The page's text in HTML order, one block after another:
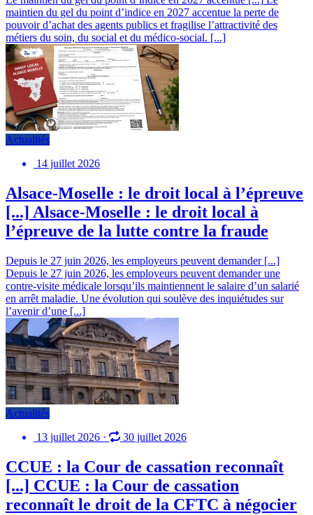
maintien du gel du point d’indice en 2027 accentue la perte de
pouvoir d’achat des agents publics et fragilise l’attractivité des
métiers du soin, du social et du médico-social. [...]
Actualités
14 juillet 2026
Alsace-Moselle : le droit local à l’épreuve
[...] Alsace-Moselle : le droit local à
l’épreuve de la lutte contre la fraude
Depuis le 27 juin 2026, les employeurs peuvent demander [...]
Depuis le 27 juin 2026, les employeurs peuvent demander une
contre-visite médicale lorsqu’ils maintiennent le salaire d’un salarié
en arrêt maladie. Une évolution qui soulève des inquiétudes sur
l’avenir d’une [...]
Actualités
13 juillet 2026 · 30 juillet 2026
CCUE : la Cour de cassation reconnaît
[...] CCUE : la Cour de cassation
reconnaît le droit de la CFTC à négocier